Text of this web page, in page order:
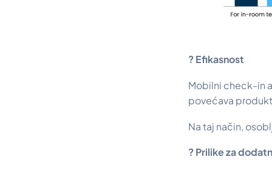
? Efikasnost
Mobilni check-in
povećava
Na taj način,
? Prilike za